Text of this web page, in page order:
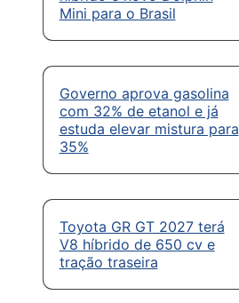
Mini para o Brasil
Governo aprova gasolina
com 32% de etanol e já
estuda elevar mistura para
35%
Toyota GR GT 2027 terá
V8 híbrido de 650 cv e
tração traseira